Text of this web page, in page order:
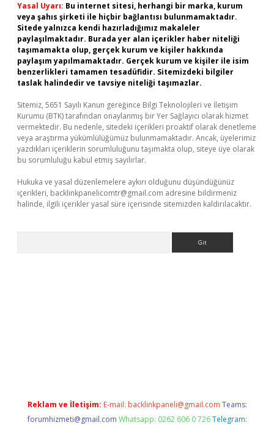
Yasal Uyarı: Bu internet sitesi, herhangi bir marka, kurum
veya şahıs şirketi ile hiçbir bağlantısı bulunmamaktadır.
Sitede yalnızca kendi hazırladığımız makaleler
paylaşılmaktadır. Burada yer alan içerikler haber niteliği
taşımamakta olup, gerçek kurum ve kişiler hakkında
paylaşım yapılmamaktadır. Gerçek kurum ve kişiler ile isim
benzerlikleri tamamen tesadüfidir. Sitemizdeki bilgiler
taslak halindedir ve tavsiye niteliği taşımazlar.
Sitemiz, 5651 Sayılı Kanun gereğince Bilgi Teknolojileri ve İletişim
Kurumu (BTK) tarafından onaylanmış bir Yer Sağlayıcı olarak hizmet
vermektedir. Bu nedenle, sitedeki içerikleri proaktif olarak denetleme
veya araştırma yükümlülüğümüz bulunmamaktadır. Ancak, üyelerimiz
yazdıkları içeriklerin sorumluluğunu taşımakta olup, siteye üye olarak
bu sorumluluğu kabul etmiş sayılırlar.
Hukuka ve yasal düzenlemelere aykırı olduğunu düşündüğünüz
içerikleri, backlinkpanelicomtr@gmail.com adresine bildirmeniz
halinde, ilgili içerikler yasal süre içerisinde sitemizden kaldırılacaktır.
Reklam ve İletişim: E-mail: backlinkpaneli@gmail.com Teams:
forumhizmeti@gmail.com Whatsapp: 0262 606 0 726 Telegram: